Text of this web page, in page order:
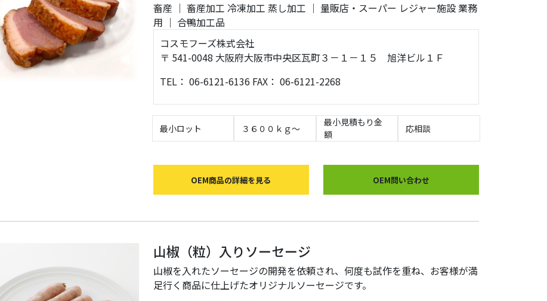
畜産 ｜ 畜産加工 冷凍加工 蒸し加工 ｜ 量販店・スーパー レジャー施設業務
用 ｜ 合鴨加工品
コスモフーズ株式会社
〒 541-0048 大阪府大阪市中央区瓦町３－１－１５ 旭洋ビル１Ｆ
TEL： 06-6121-6136 FAX： 06-6121-2268
最小ロット ３６００ｋｇ～
最小見積もり金
額
応相談
OEM商品の詳細を見る OEM問い合わせ
山椒（粒）入りソーセージ
山椒を入れたソーセージの開発を依頼され、何度も試作を重ね、お客様が満
足行く商品に仕上げたオリジナルソーセージです。